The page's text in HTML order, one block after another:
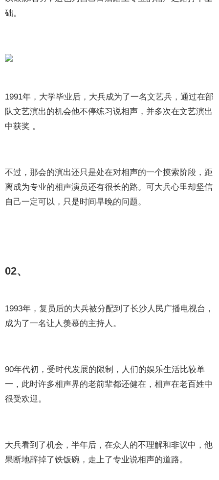
础。
1991年，大学毕业后，大兵成为了一名文艺兵，通过在部
队文艺演出的机会他不停练习说相声，并多次在文艺演出
中获奖 。
不过，那会的演出还只是处在对相声的一个摸索阶段，距
离成为专业的相声演员还有很长的路。可大兵心里却坚信
自己一定可以，只是时间早晚的问题。
02、
1993年，复员后的大兵被分配到了长沙人民广播电视台，
成为了一名让人羡慕的主持人。
90年代初，受时代发展的限制，人们的娱乐生活比较单
一，此时许多相声界的老前辈都还健在，相声在老百姓中
很受欢迎。
大兵看到了机会，半年后，在众人的不理解和非议中，他
果断地辞掉了铁饭碗，走上了专业说相声的道路。